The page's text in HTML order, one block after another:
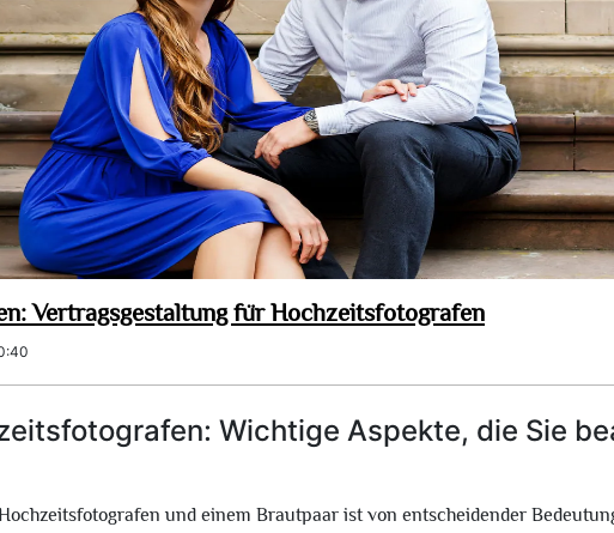
Vertragsgestaltung für Hochzeitsfotografen
Wichtige Aspekte, die Sie
und einem Brautpaar ist von entscheidender